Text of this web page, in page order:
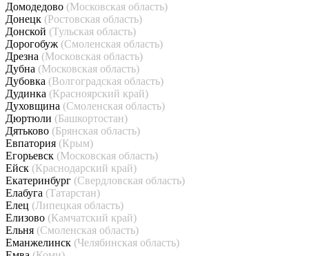
Домодедово (Московская область)
Донецк (Ростовская область)
Донской (Тульская область)
Дорогобуж (Смоленская область)
Дрезна (Московская область)
Дубна (Московская область)
Дубовка (Волгоградская область)
Дудинка (Красноярский край)
Духовщина (Смоленская область)
Дюртюли (Башкортостан)
Дятьково (Брянская область)
Евпатория (Крым)
Егорьевск (Московская область)
Ейск (Краснодарский край)
Екатеринбург (Свердловская область)
Елабуга (Татарстан)
Елец (Липецкая область)
Елизово (Камчатский край)
Ельня (Смоленская область)
Еманжелинск (Челябинская область)